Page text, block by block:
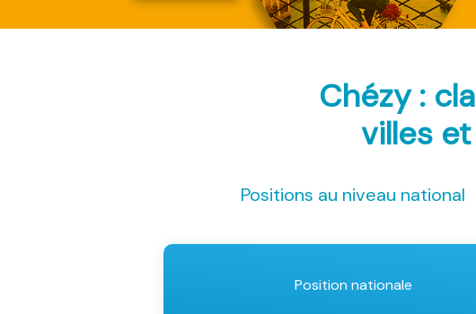
Chézy :
villes
Positions au niveau national
Position nationale